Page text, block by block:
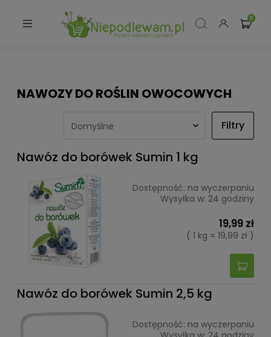
NAWOZY DO ROŚLIN OWOCOWYCH
Filtry
Nawóz do borówek Sumin 1 kg
Dostępność: na wyczerpaniu
Wysyłka w: 24 godziny
19,99 zł
( 1 kg = 19,99 zł )
Nawóz do borówek Sumin 2,5 kg
Dostępność: na wyczerpaniu